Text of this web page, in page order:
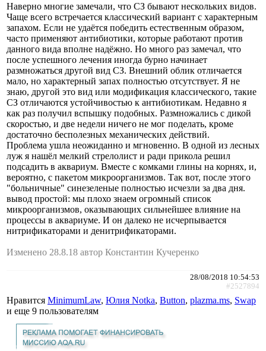
Наверно многие замечали, что СЗ бывают нескольких видов.
Чаще всего встречается классический вариант с характерным
запахом. Если не удаётся победить естественным образом,
часто применяют антибиотики, которые работают против
данного вида вполне надёжно. Но много раз замечал, что
после успешного лечения иногда бурно начинает
размножаться другой вид СЗ. Внешний облик отличается
мало, но характерный запах полностью отсутствует. Я не
знаю, другой это вид или модификация классического, такие
СЗ отличаются устойчивостью к антибиотикам. Недавно я
как раз получил вспышку подобных. Размножались с дикой
скоростью, и две недели ничего не мог поделать, кроме
достаточно бесполезных механических действий.
Проблема ушла неожиданно и мгновенно. В одной из лесных
луж я нашёл мелкий стрелолист и ради прикола решил
подсадить в аквариум. Вместе с комками глины на корнях, и,
вероятно, с пакетом микроорганизмов. Так вот, после этого
"больничные" синезеленые полностью исчезли за два дня.
вывод простой: мы плохо знаем огромный список
микроорганизмов, оказывающих сильнейшее влияние на
процессы в аквариуме. И он далеко не исчерпывается
нитрификаторами и денитрификаторами.
Изменено 28.8.18 автор Константин Кучеренко
28/08/2018 10:54:53
#2527894
Нравится MinimumLaw, Юлия Notka, Button, plazma.ms, Swap
и еще 9 пользователям